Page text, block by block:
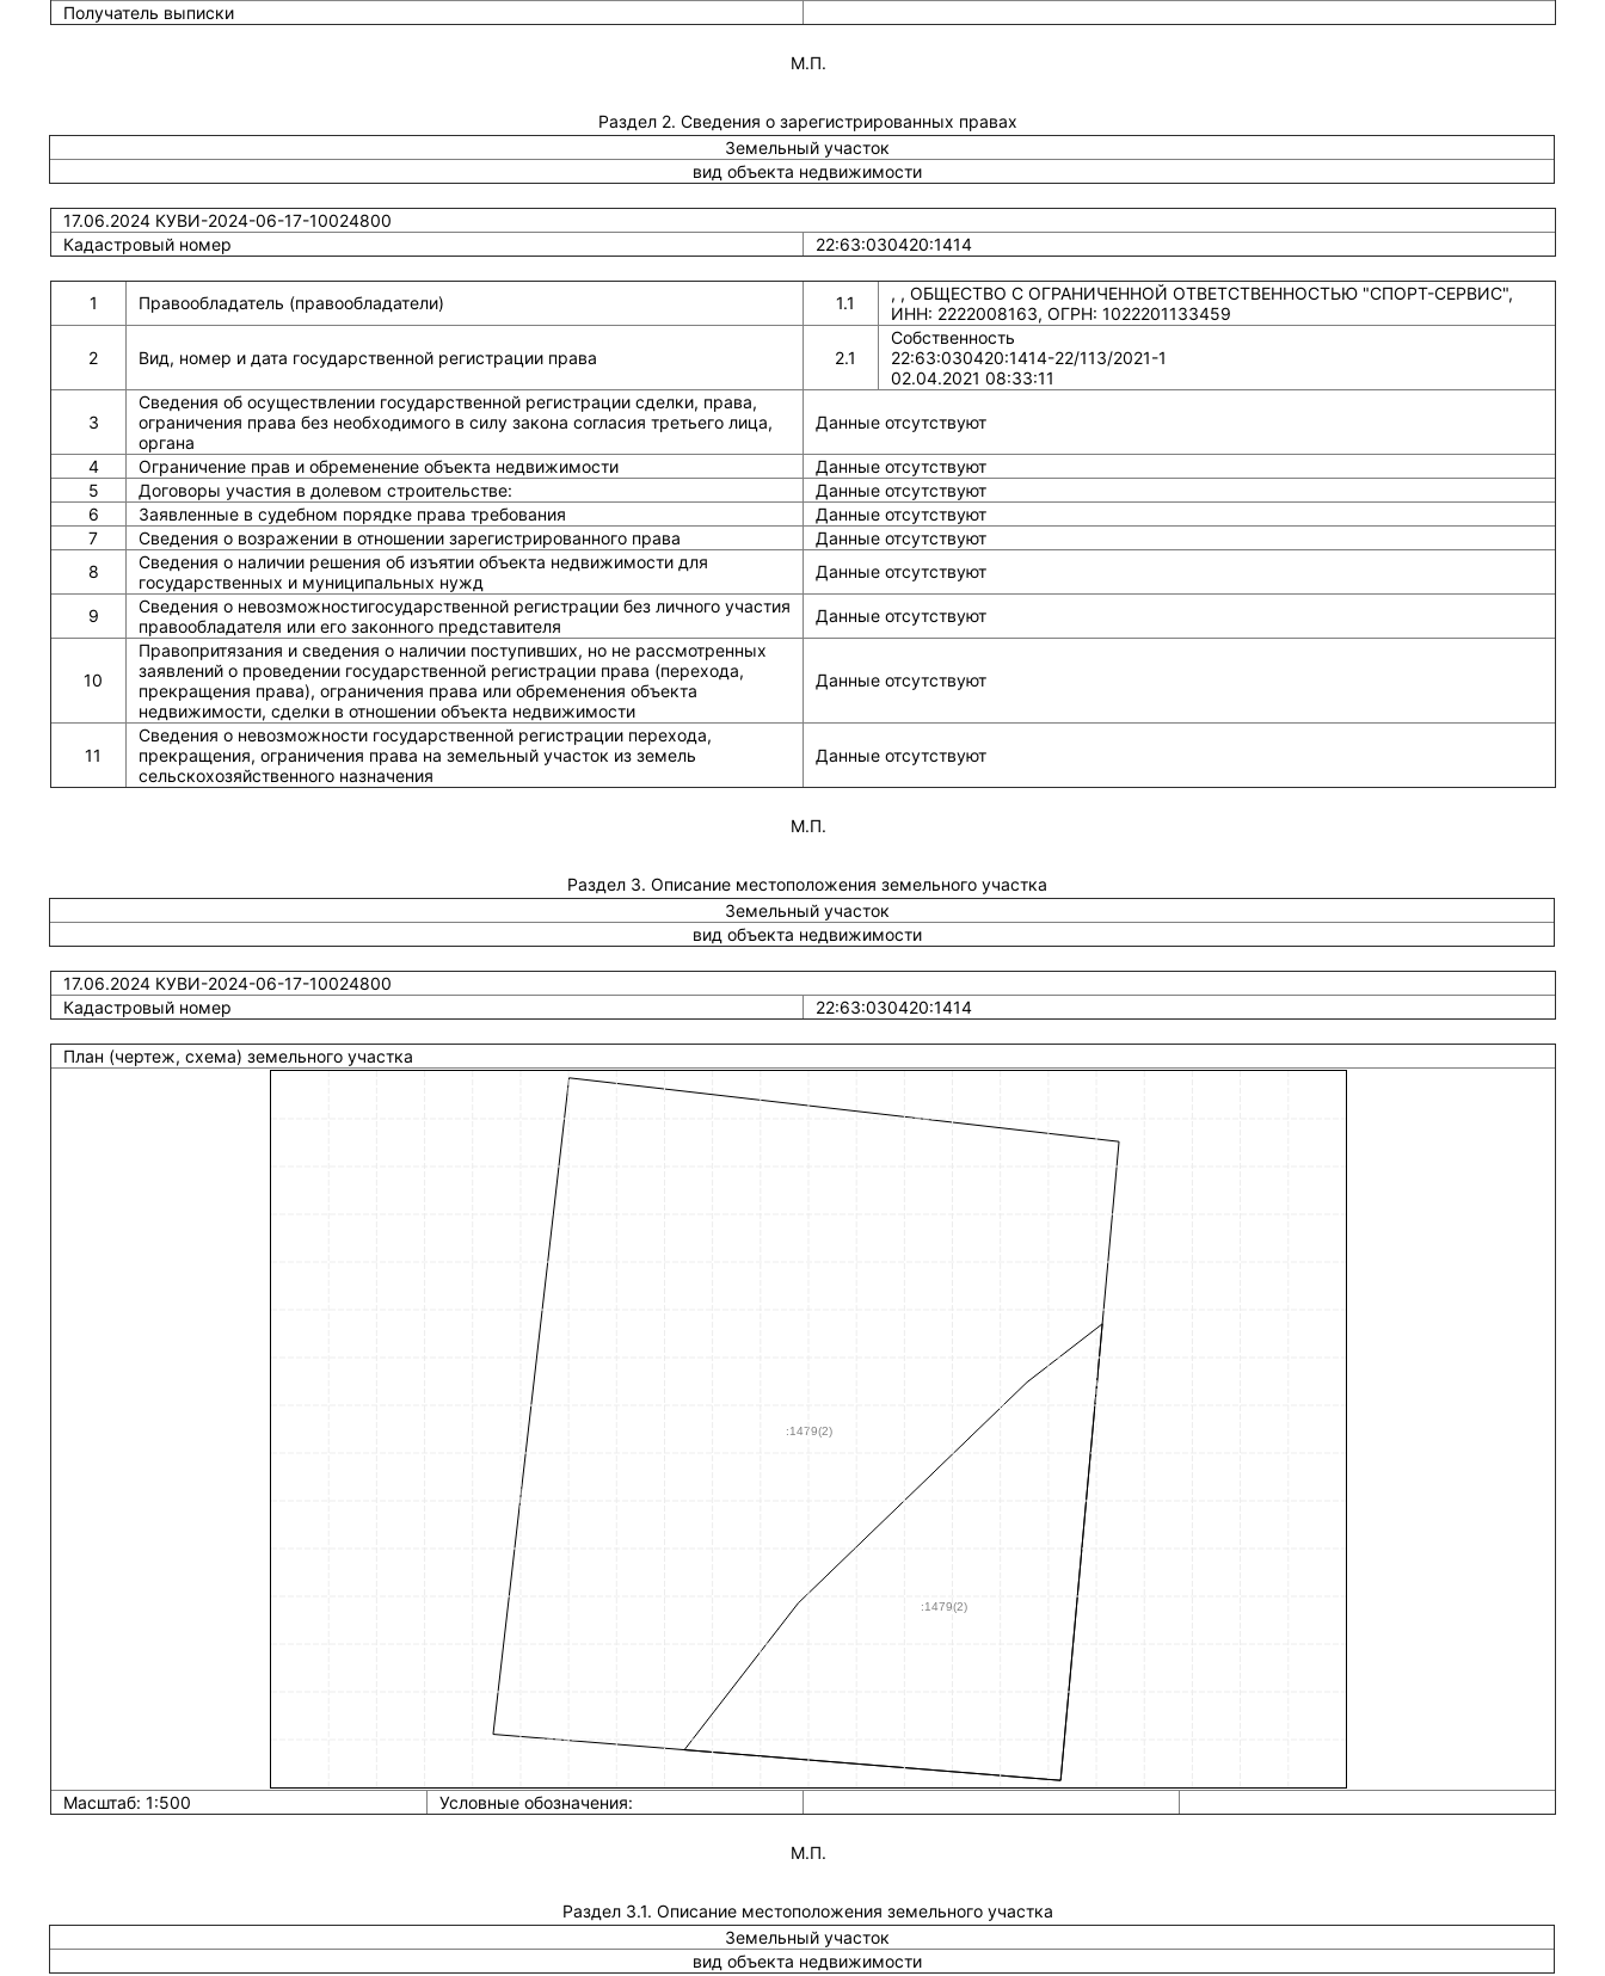
Получатель выписки
М.П.
Раздел 2. Сведения о зарегистрированных правах
Земельный участок
вид объекта недвижимости
17.06.2024 КУВИ-2024-06-17-10024800
Кадастровый номер
22:63:030420:1414
1 Правообладатель (правообладатели) 1.1
, , ОБЩЕСТВО С ОГРАНИЧЕННОЙ ОТВЕТСТВЕННОСТЬЮ "СПОРТ-СЕРВИС",
ИНН: 2222008163, ОГРН: 1022201133459
2 Вид, номер и дата государственной регистрации права 2.1
Собственность
22:63:030420:1414-22/113/2021-1
02.04.2021 08:33:11
3
Сведения об осуществлении государственной регистрации сделки, права,
ограничения права без необходимого в силу закона согласия третьего лица,
органа
Данные отсутствуют
4 Ограничение прав и обременение объекта недвижимости
Данные отсутствуют
5
Договоры участия в долевом строительстве:
Данные отсутствуют
6
Заявленные в судебном порядке права требования
Данные отсутствуют
7
Сведения о возражении в отношении зарегистрированного права
Данные отсутствуют
8
Сведения о наличии решения об изъятии объекта недвижимости для
государственных и муниципальных нужд
Данные отсутствуют
9
Сведения о невозможностигосударственной регистрации без личного участия
правообладателя или его законного представителя
Данные отсутствуют
10
Правопритязания и сведения о наличии поступивших, но не рассмотренных
заявлений о проведении государственной регистрации права (перехода,
прекращения права), ограничения права или обременения объекта
недвижимости, сделки в отношении объекта недвижимости
Данные отсутствуют
11
Сведения о невозможности государственной регистрации перехода,
прекращения, ограничения права на земельный участок из земель
сельскохозяйственного назначения
Данные отсутствуют
М.П.
Раздел 3. Описание местоположения земельного участка
Земельный участок
вид объекта недвижимости
17.06.2024 КУВИ-2024-06-17-10024800
Кадастровый номер
22:63:030420:1414
План (чертеж, схема) земельного участка
Масштаб: 1:500 Условные обозначения:
М.П.
Раздел 3.1. Описание местоположения земельного участка
Земельный участок
вид объекта недвижимости